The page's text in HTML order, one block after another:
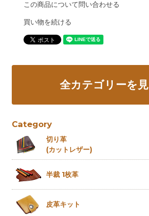
この商品について問い合わせる
買い物を続ける
全カテゴリーを
Category
切り革
(カットレザー)
半裁 1枚革
皮革キット